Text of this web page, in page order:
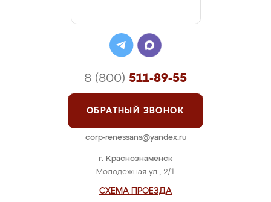
г. Краснознаменск
Молодежная ул., 2/1
СХЕМА ПРОЕЗДА
8 (800) 511-89-55
ОБРАТНЫЙ ЗВОНОК
corp-renessans@yandex.ru